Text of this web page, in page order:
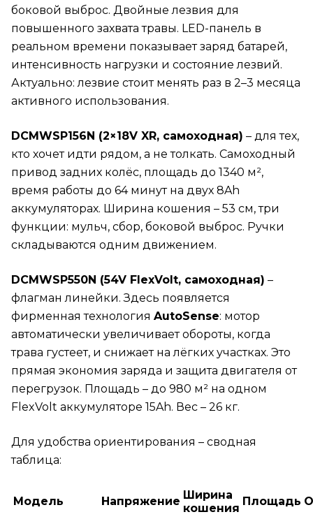
боковой выброс. Двойные лезвия для
повышенного захвата травы. LED-панель в
реальном времени показывает заряд батарей,
интенсивность нагрузки и состояние лезвий.
Актуально: лезвие стоит менять раз в 2–3 месяца
активного использования.
DCMWSP156N (2×18V XR, самоходная) – для тех,
кто хочет идти рядом, а не толкать. Самоходный
привод задних колёс, площадь до 1340 м²,
время работы до 64 минут на двух 8Ah
аккумуляторах. Ширина кошения – 53 см, три
функции: мульч, сбор, боковой выброс. Ручки
складываются одним движением.
DCMWSP550N (54V FlexVolt, самоходная) –
флагман линейки. Здесь появляется
фирменная технология AutoSense: мотор
автоматически увеличивает обороты, когда
трава густеет, и снижает на лёгких участках. Это
прямая экономия заряда и защита двигателя от
перегрузок. Площадь – до 980 м² на одном
FlexVolt аккумуляторе 15Ah. Вес – 26 кг.
Для удобства ориентирования – сводная
таблица:
Модель Напряжение Ширина
кошения
Площадь